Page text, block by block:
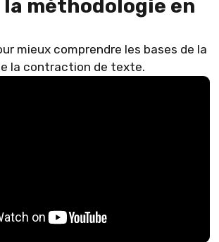
la méthodologie en
mieux comprendre les bases de la
la contraction de texte.